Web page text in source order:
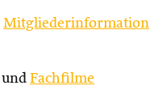
Mitgliederinformation
und Fachfilme